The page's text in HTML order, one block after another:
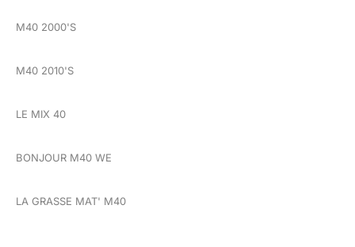
M40 2000'S
M40 2010'S
LE MIX 40
BONJOUR M40 WE
LA GRASSE MAT' M40